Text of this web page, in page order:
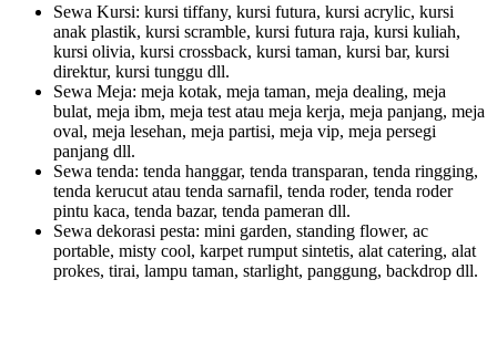
Sewa Kursi: kursi tiffany, kursi futura, kursi acrylic, kursi
anak plastik, kursi scramble, kursi futura raja, kursi kuliah,
kursi olivia, kursi crossback, kursi taman, kursi bar, kursi
direktur, kursi tunggu dll.
Sewa Meja: meja kotak, meja taman, meja dealing, meja
bulat, meja ibm, meja test atau meja kerja, meja panjang, meja
oval, meja lesehan, meja partisi, meja vip, meja persegi
panjang dll.
Sewa tenda: tenda hanggar, tenda transparan, tenda ringging,
tenda kerucut atau tenda sarnafil, tenda roder, tenda roder
pintu kaca, tenda bazar, tenda pameran dll.
Sewa dekorasi pesta: mini garden, standing flower, ac
portable, misty cool, karpet rumput sintetis, alat catering, alat
prokes, tirai, lampu taman, starlight, panggung, backdrop dll.